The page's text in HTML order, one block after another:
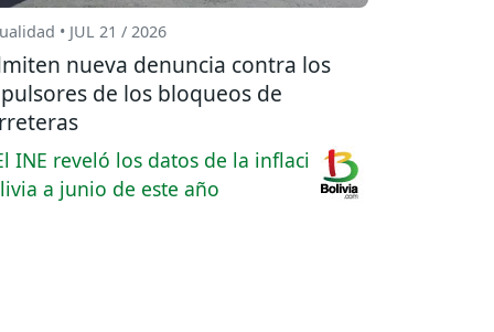
• JUL 21 / 2026
nueva denuncia contra los
de los bloqueos de